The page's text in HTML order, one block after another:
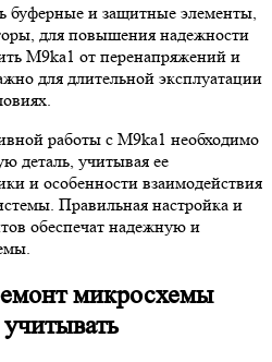
буферные и защитные элементы,
для повышения надежности
M9ka1 от перенапряжений и
для длительной эксплуатации
работы с M9ka1 необходимо
деталь, учитывая ее
и особенности взаимодействия
Правильная настройка и
обеспечат надежную и
микросхемы